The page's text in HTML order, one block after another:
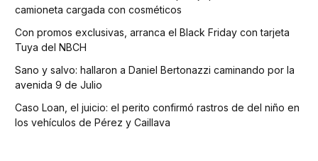
camioneta cargada con cosméticos
Con promos exclusivas, arranca el Black Friday con tarjeta
Tuya del NBCH
Sano y salvo: hallaron a Daniel Bertonazzi caminando por la
avenida 9 de Julio
Caso Loan, el juicio: el perito confirmó rastros de del niño en
los vehículos de Pérez y Caillava